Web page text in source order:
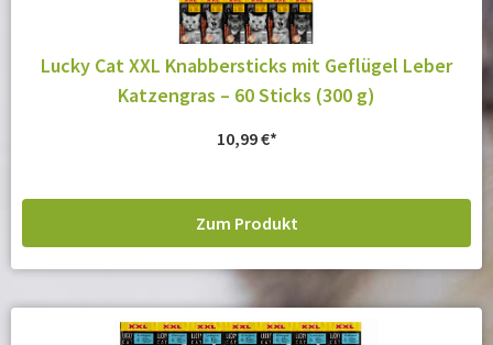
Lucky Cat XXL Knabbersticks mit Geflügel Leber
Katzengras – 60 Sticks (300 g)
10,99€
Zum Produkt